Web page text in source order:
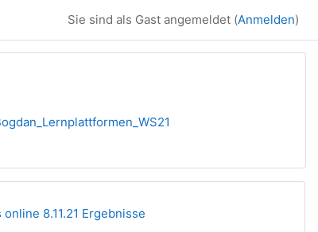
Sie sind als Gast angemeldet (Anmelden)
online 8.11.21 Ergebnisse